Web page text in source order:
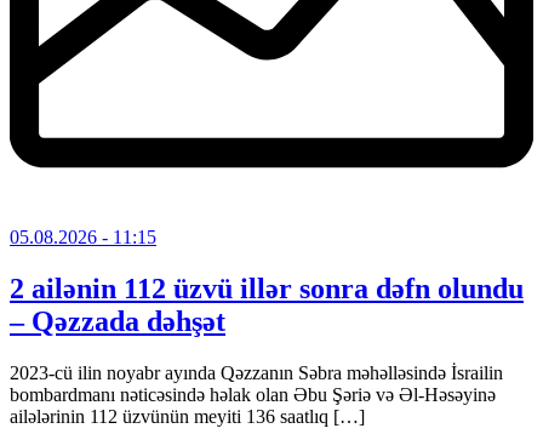
05.08.2026 - 11:15
2 ailənin 112 üzvü illər sonra dəfn olundu
– Qəzzada dəhşət
2023-cü ilin noyabr ayında Qəzzanın Səbra məhəlləsində İsrailin
bombardmanı nəticəsində həlak olan Əbu Şəriə və Əl-Həsəyinə
ailələrinin 112 üzvünün meyiti 136 saatlıq […]